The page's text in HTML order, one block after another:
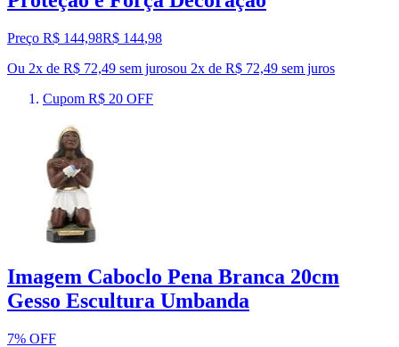
Preço R$ 144,98R$ 144,98
Ou 2x de R$ 72,49 sem jurosou 2x de R$ 72,49 sem juros
Cupom R$ 20 OFF
Imagem Caboclo Pena Branca 20cm
Gesso Escultura Umbanda
7% OFF